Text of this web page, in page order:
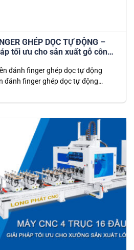
GHÉP DỌC TỰ ĐỘNG –
tối ưu cho sản xuất gỗ công
đánh finger ghép dọc tự động
đánh finger ghép dọc tự động
chế biến gỗ công nghiệp. Dây